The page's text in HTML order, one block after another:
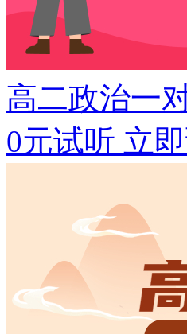
高二政治一
0元试听 立